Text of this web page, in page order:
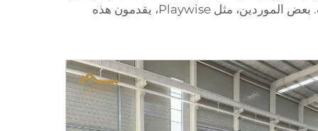
الأسئلة. إنها وسيلة جيدة لرؤية الخيام بشكل مباشر وحتى لمس المواد. ولا تنسَ أن تستفسر عن خدمة التوصيل والتركيب. بعض الموردين، مثل Playwise، يقدمون هذه